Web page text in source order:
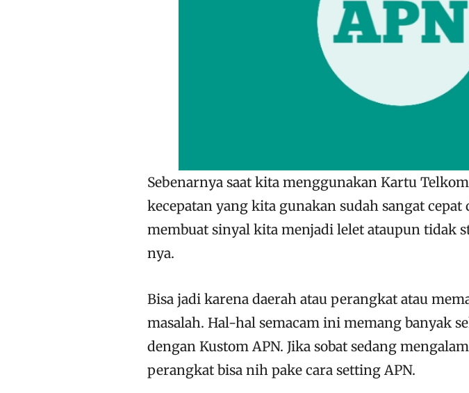
Sebenarnya saat kita menggunakan Kartu
kecepatan yang kita gunakan sudah sangat cepat
membuat sinyal kita menjadi lelet ataupun tidak
nya.
Bisa jadi karena daerah atau perangkat atau
masalah. Hal-hal semacam ini memang banyak
dengan Kustom APN. Jika sobat sedang
perangkat bisa nih pake cara setting APN.